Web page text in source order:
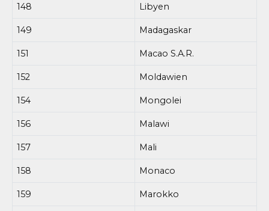
148 Libyen
149 Madagaskar
151 Macao S.A.R.
152 Moldawien
154 Mongolei
156 Malawi
157 Mali
158 Monaco
159 Marokko